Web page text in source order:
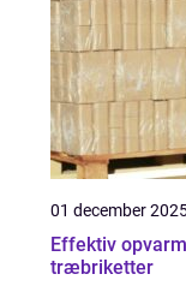
01 december
Effektiv
træbriketter